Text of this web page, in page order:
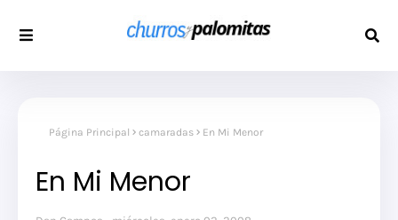
Página Principal camaradas En Mi Menor
En Mi Menor